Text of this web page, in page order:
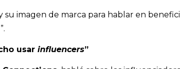
imagen de marca para hablar en
usar influencers”